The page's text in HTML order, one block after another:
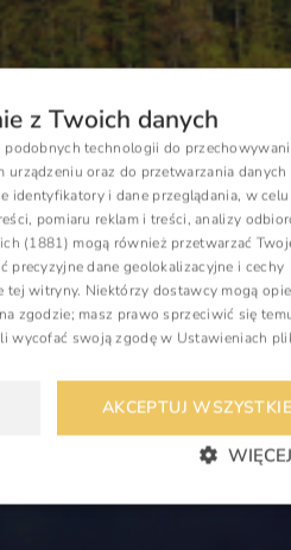
z Twoich danych
technologii do
oraz do przetwarzania danych
identyfikatory i dane przeglądania, w celu
pomiaru reklam i treści, analizy
(1881) mogą również przetwarzać
dane geolokalizacyjne i cechy
tej witryny. Niektórzy dostawcy mogą
zgodzie; masz prawo sprzeciwić się
wycofać swoją zgodę w Ustawieniach
AKCEPTUJ WSZYSTKIE